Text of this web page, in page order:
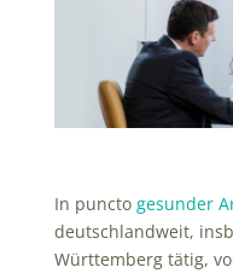
In puncto gesunder
deutschlandweit,
Württemberg tätig,